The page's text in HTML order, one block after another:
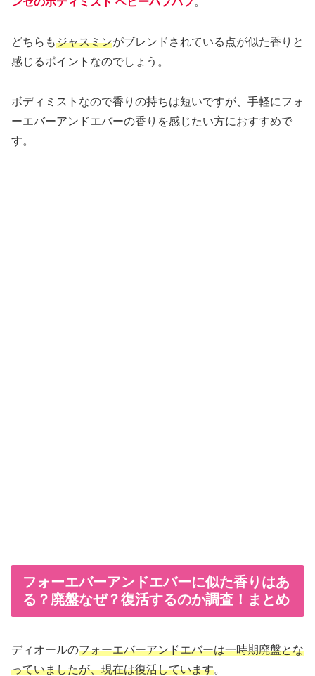
どちらもジャスミンがブレンドされている点が似た香りと
感じるポイントなのでしょう。
ボディミストなので香りの持ちは短いですが、手軽にフォ
ーエバーアンドエバーの香りを感じたい方におすすめで
す。
フォーエバーアンドエバーに似た香りはあ
る？廃盤なぜ？復活するのか調査！まとめ
ディオールのフォーエバーアンドエバーは一時期廃盤とな
っていましたが、現在は復活しています。